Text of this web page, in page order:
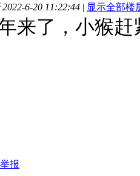
6-20 11:22:44 | 显示全部楼
来了，小猴赶
举报